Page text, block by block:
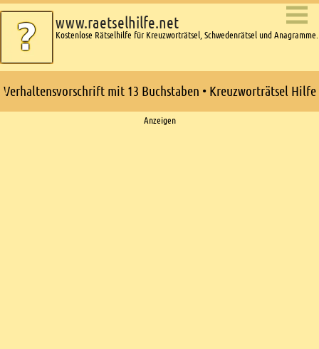
www.raetselhilfe.net
Kostenlose Rätselhilfe für Kreuzworträtsel, Schwedenrätsel und Anagramme.
Verhaltensvorschrift mit 13 Buchstaben • Kreuzworträtsel Hilfe
Anzeigen